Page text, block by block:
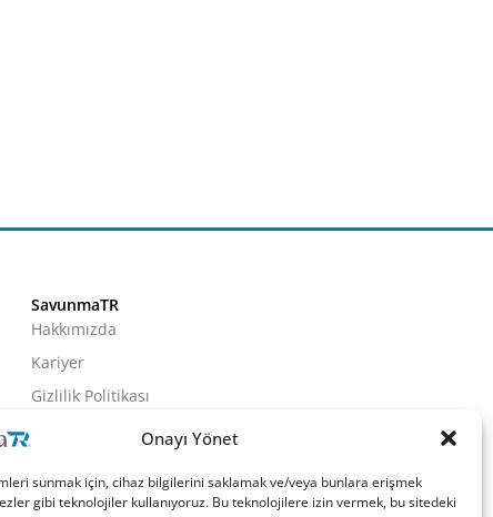
Onayı Yönet
sunmak için, cihaz bilgilerini saklamak ve/veya bunlara erişmek
gibi teknolojiler kullanıyoruz. Bu teknolojilere izin vermek, bu sitedeki
SavunmaTR
Hakkımızda
Kariyer
Gizlilik Politikası